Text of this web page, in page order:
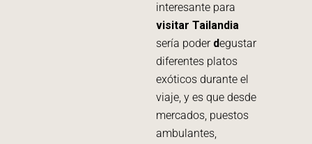
interesante para
visitar Tailandia
sería poder degustar
diferentes platos
exóticos durante el
viaje, y es que desde
mercados, puestos
ambulantes,